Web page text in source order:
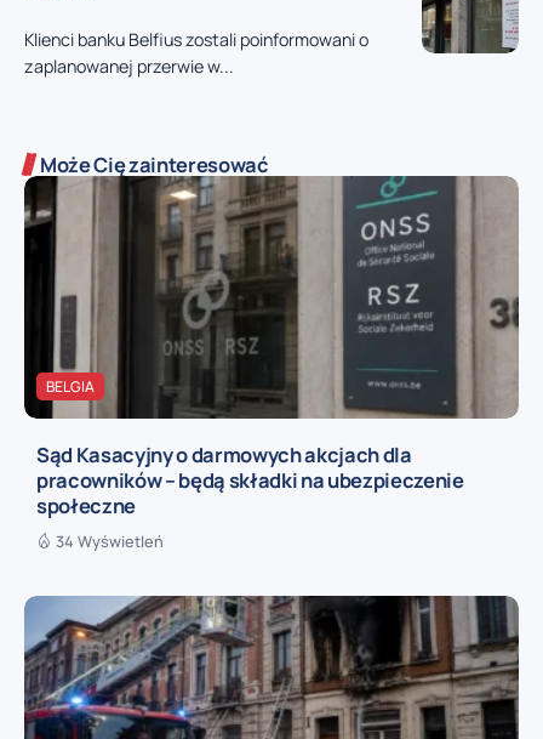
Klienci banku Belfius zostali poinformowani o
zaplanowanej przerwie w...
Może Cię zainteresować
BELGIA
Sąd Kasacyjny o darmowych akcjach dla
pracowników – będą składki na ubezpieczenie
społeczne
34 Wyświetleń